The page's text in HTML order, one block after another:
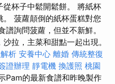
從杯子中鬆開鬆餅。 將紙杯
菠蘿顛倒的紙杯蛋糕對您
詢問菠蘿，但並不新鮮。
拉，主菜和甜點一起出現。
析 安養中心 離婚 傳統整復
證辦理 靜電機 換護照 桃園
Pam的最新食譜和昨晚製作